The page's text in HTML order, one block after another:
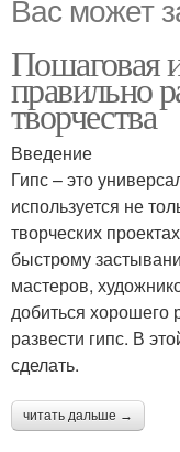
Вас может
Пошаговая
правильно
творчества
Введение
Гипс – это
используется не
творческих
быстрому
мастеров,
добиться хорошего
развести гипс. В
сделать.
читать дальше →